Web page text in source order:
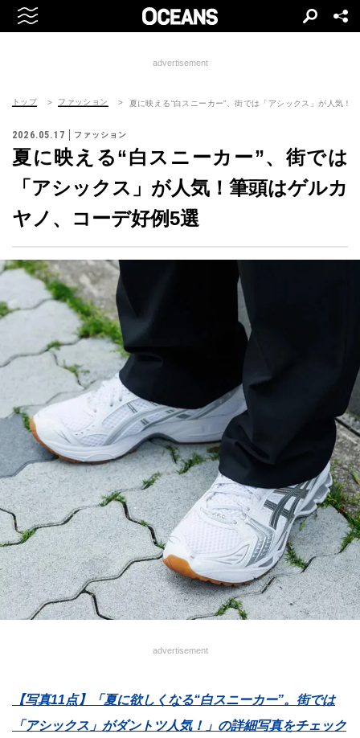
advertisement
トップ ファッション 夏に映える“白スニーカー”、街では「アシックス」が人気！
2026.05.17 ファッション
夏に映える“白スニーカー”、街では
「アシックス」が人気！筆頭はゲルカ
ヤノ、コーデ好例5選
advertisement
【写真11点】「夏に欲しくなる“白スニーカー”。街では
「アシックス」がダントツ人気！」の詳細写真をチェック